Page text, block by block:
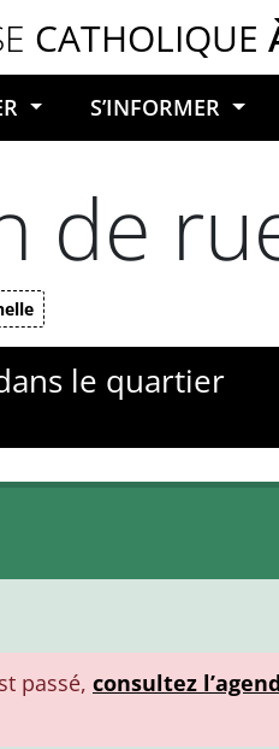
CATHOLIQUE
S’INFORMER
de
le quartier
passé, consultez